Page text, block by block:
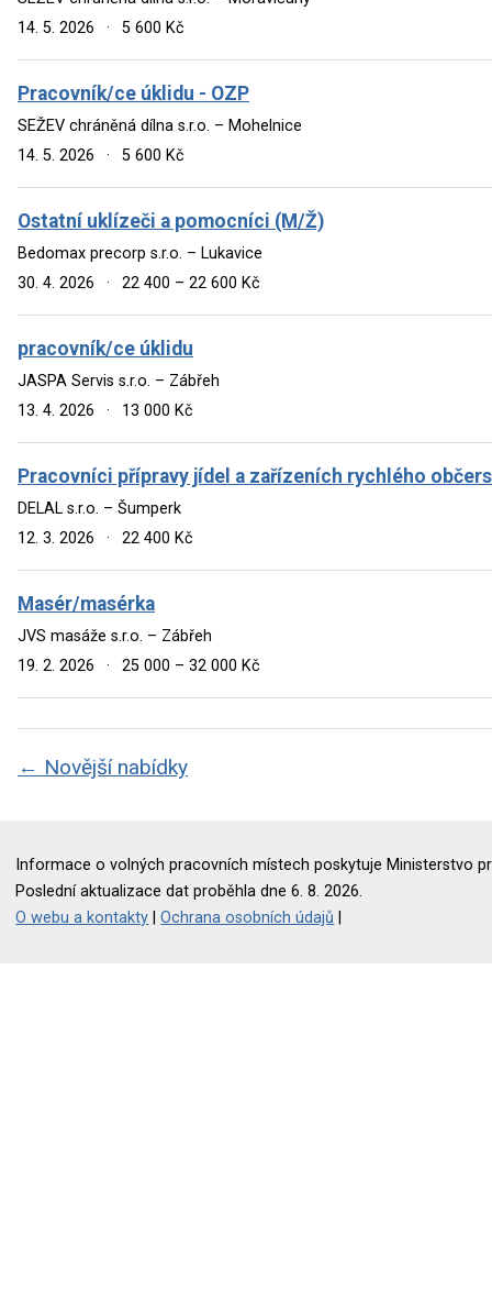
14. 5. 2026
· 5 600 Kč
Pracovník/ce úklidu - OZP
SEŽEV chráněná dílna s.r.o. – Mohelnice
14. 5. 2026
· 5 600 Kč
Ostatní uklízeči a pomocníci (M/Ž)
Bedomax precorp s.r.o. – Lukavice
30. 4. 2026
· 22 400 – 22 600 Kč
pracovník/ce úklidu
JASPA Servis s.r.o. – Zábřeh
13. 4. 2026
· 13 000 Kč
Pracovníci přípravy jídel a zařízeních rychlého
DELAL s.r.o. – Šumperk
12. 3. 2026
· 22 400 Kč
Masér/masérka
JVS masáže s.r.o. – Zábřeh
19. 2. 2026
· 25 000 – 32 000 Kč
← Novější nabídky
Informace o volných pracovních místech poskytuje Ministerstvo
Poslední aktualizace dat proběhla dne 6. 8. 2026.
O webu a kontakty |Ochrana osobních údajů